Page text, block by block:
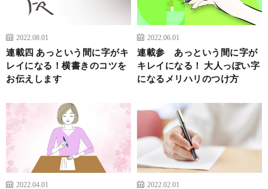
2022.08.01
連載四 あっという間に字がキ
レイになる！横書きのコツを
お伝えします
2022.06.01
連載参 あっという間に字が
キレイになる！ 大人っぽい字
になるメリハリのつけ方
2022.04.01 2022.02.01